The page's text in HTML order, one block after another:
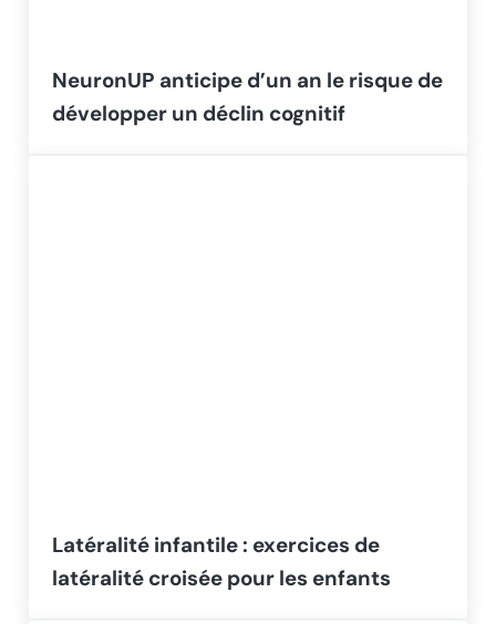
NeuronUP anticipe d’un an le risque de
développer un déclin cognitif
Latéralité infantile : exercices de
latéralité croisée pour les enfants